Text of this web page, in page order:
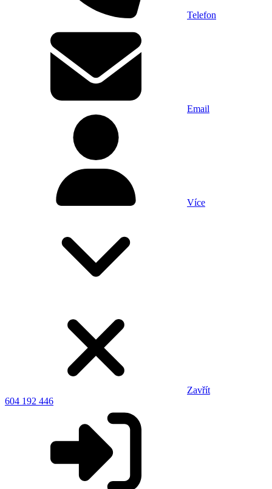
Telefon
Email
Více
Zavřít
604 192 446